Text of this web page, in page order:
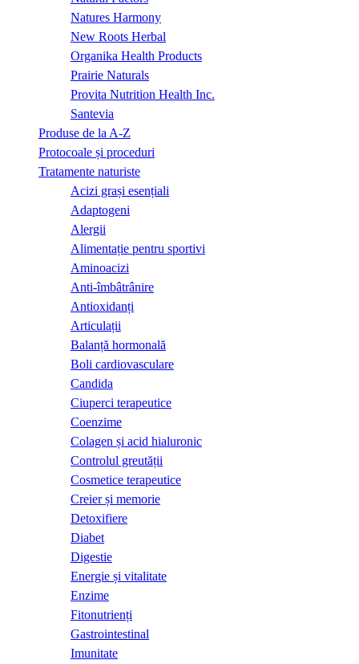
Natures Harmony
New Roots Herbal
Organika Health Products
Prairie Naturals
Provita Nutrition Health Inc.
Santevia
Produse de la A-Z
Protocoale și proceduri
Tratamente naturiste
Acizi grași esențiali
Adaptogeni
Alergii
Alimentație pentru sportivi
Aminoacizi
Anti-îmbâtrânire
Antioxidanți
Articulații
Balanță hormonală
Boli cardiovasculare
Candida
Ciuperci terapeutice
Coenzime
Colagen și acid hialuronic
Controlul greutății
Cosmetice terapeutice
Creier și memorie
Detoxifiere
Diabet
Digestie
Energie și vitalitate
Enzime
Fitonutrienți
Gastrointestinal
Imunitate